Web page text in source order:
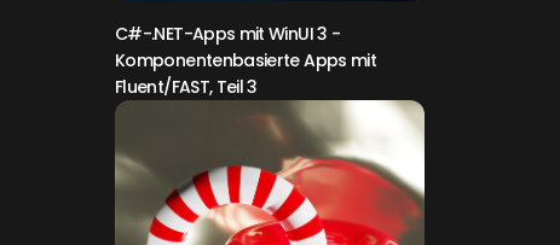
C#-.NET-Apps mit WinUI 3 -
Komponentenbasierte Apps mit
Fluent/FAST, Teil 3